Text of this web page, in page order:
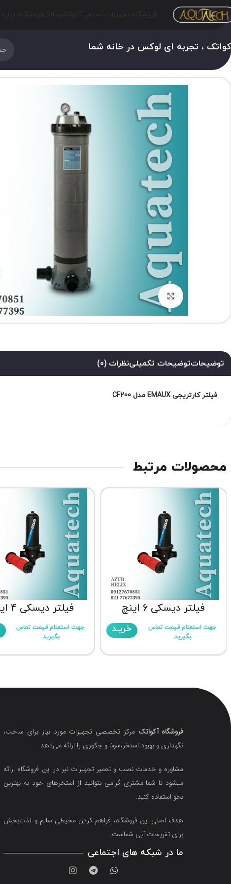
، تجربه ای لوکس در خانه شما
برای بزرگنمایی کلیک کنید
توضیحاتتوضیحات تکمیلینظرات (0)
فیلتر کارتریجی EMAUX مدل CF200
محصولات مرتبط
فیلتر دیسکی 6 اینچ
جهت استعلام قیمت تماس
بگیرید.
خریـد
فیلتر دیسکی 4 اینچ
جهت استعلام قیمت تماس
بگیرید.
فروشگاه آکواتک مرکز تخصصی تجهیزات مورد نیاز برای ساخت،
نگهداری و بهبود استخر،سونا و جکوزی را ارائه می‌دهد.
مشاوره و خدمات نصب و تعمیر تجهیزات نیز در این فروشگاه ارائه
میشود تا شما مشتری گرامی بتوانید از استخرهای خود به بهترین
نحو استفاده کنید.
هدف اصلی این فروشگاه‌، فراهم کردن محیطی سالم و لذت‌بخش
برای تفریحات آبی شماست.
ما در شبکه های اجتماعی